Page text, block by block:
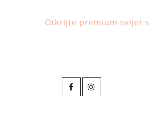
Otkrijte premium svijet s